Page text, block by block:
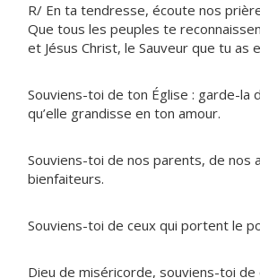
R/ En ta tendresse, écoute nos
Que tous les peuples te
et Jésus Christ, le Sauveur que tu as
Souviens-toi de ton Église : garde-la
qu’elle grandisse en ton amour.
Souviens-toi de nos parents, de nos
bienfaiteurs.
Souviens-toi de ceux qui portent le
Dieu de miséricorde, souviens-toi de